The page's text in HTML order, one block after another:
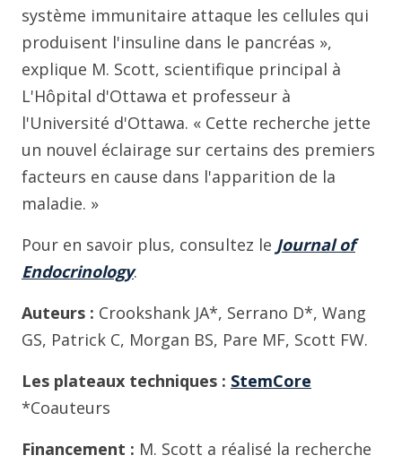
système immunitaire attaque les cellules qui
produisent l'insuline dans le pancréas »,
explique M. Scott, scientifique principal à
L'Hôpital d'Ottawa et professeur à
l'Université d'Ottawa. « Cette recherche jette
un nouvel éclairage sur certains des premiers
facteurs en cause dans l'apparition de la
maladie. »
Pour en savoir plus, consultez le Journal of
Endocrinology.
Auteurs : Crookshank JA*, Serrano D*, Wang
GS, Patrick C, Morgan BS, Pare MF, Scott FW.
Les plateaux techniques : StemCore
*Coauteurs
Financement : M. Scott a réalisé la recherche